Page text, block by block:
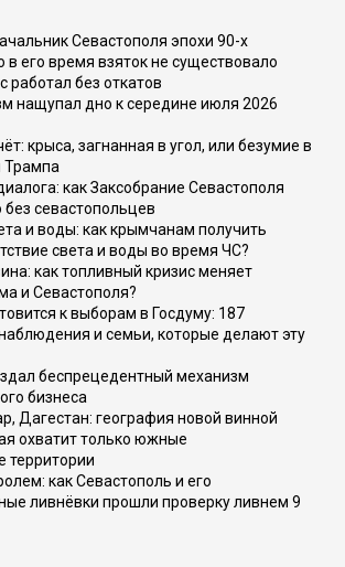
Севастополя эпохи 90-х
в его время взяток не существовало
работал без откатов
нащупал дно к середине июля 2026
крыса, загнанная в угол, или безумие в
Трампа
как Заксобрание Севастополя
севастопольцев
и воды: как крымчанам получить
света и воды во время ЧС?
как топливный кризис меняет
и Севастополя?
к выборам в Госдуму: 187
и семьи, которые делают эту
беспрецедентный механизм
бизнеса
Дагестан: география новой винной
охватит только южные
территории
как Севастополь и его
ливнёвки прошли проверку ливнем 9